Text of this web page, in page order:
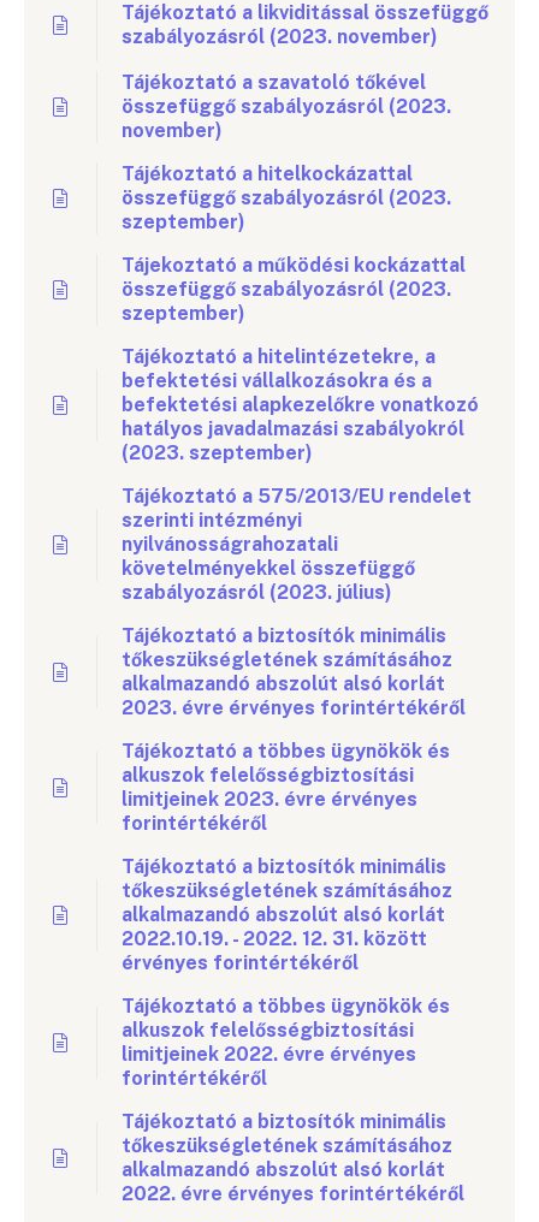
Tájékoztató a likviditással összefüggő
szabályozásról (2023. november)
Tájékoztató a szavatoló tőkével
összefüggő szabályozásról (2023.
november)
Tájékoztató a hitelkockázattal
összefüggő szabályozásról (2023.
szeptember)
Tájekoztató a működési kockázattal
összefüggő szabályozásról (2023.
szeptember)
Tájékoztató a hitelintézetekre, a
befektetési vállalkozásokra és a
befektetési alapkezelőkre vonatkozó
hatályos javadalmazási szabályokról
(2023. szeptember)
Tájékoztató a 575/2013/EU rendelet
szerinti intézményi
nyilvánosságrahozatali
követelményekkel összefüggő
szabályozásról (2023. július)
Tájékoztató a biztosítók minimális
tőkeszükségletének számításához
alkalmazandó abszolút alsó korlát
2023. évre érvényes forintértékéről
Tájékoztató a többes ügynökök és
alkuszok felelősségbiztosítási
limitjeinek 2023. évre érvényes
forintértékéről
Tájékoztató a biztosítók minimális
tőkeszükségletének számításához
alkalmazandó abszolút alsó korlát
2022.10.19. - 2022. 12. 31. között
érvényes forintértékéről
Tájékoztató a többes ügynökök és
alkuszok felelősségbiztosítási
limitjeinek 2022. évre érvényes
forintértékéről
Tájékoztató a biztosítók minimális
tőkeszükségletének számításához
alkalmazandó abszolút alsó korlát
2022. évre érvényes forintértékéről